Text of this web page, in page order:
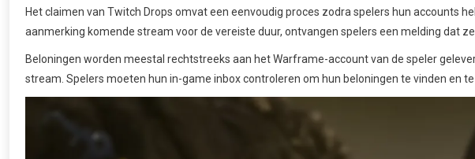
Het claimen van Twitch Drops omvat een eenvoudig proces zodra spelers hun accounts
aanmerking komende stream voor de vereiste duur, ontvangen spelers een melding dat
Beloningen worden meestal rechtstreeks aan het Warframe-account van de speler
stream. Spelers moeten hun in-game inbox controleren om hun beloningen te vinden en